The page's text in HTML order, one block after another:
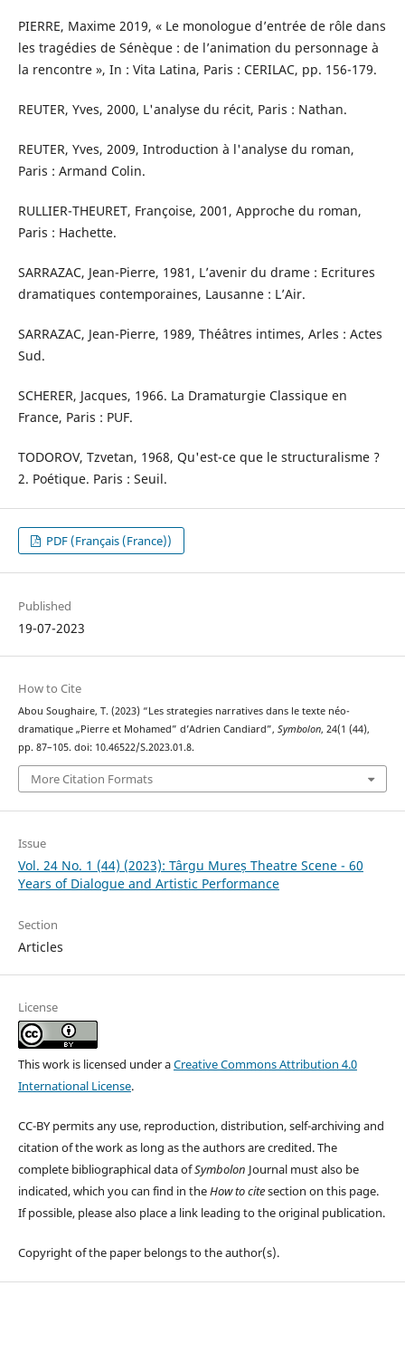
PIERRE, Maxime 2019, « Le monologue d’entrée de rôle dans
les tragédies de Sénèque : de l’animation du personnage à
la rencontre », In : Vita Latina, Paris : CERILAC, pp. 156-179.
REUTER, Yves, 2000, L'analyse du récit, Paris : Nathan.
REUTER, Yves, 2009, Introduction à l'analyse du roman,
Paris : Armand Colin.
RULLIER-THEURET, Françoise, 2001, Approche du roman,
Paris : Hachette.
SARRAZAC, Jean-Pierre, 1981, L’avenir du drame : Ecritures
dramatiques contemporaines, Lausanne : L’Air.
SARRAZAC, Jean-Pierre, 1989, Théâtres intimes, Arles : Actes
Sud.
SCHERER, Jacques, 1966. La Dramaturgie Classique en
France, Paris : PUF.
TODOROV, Tzvetan, 1968, Qu'est-ce que le structuralisme ?
2. Poétique. Paris : Seuil.
PDF (Français (France))
Published
19-07-2023
How to Cite
Abou Soughaire, T. (2023) “Les strategies narratives dans le texte néo-
dramatique „Pierre et Mohamed” d’Adrien Candiard”, Symbolon, 24(1 (44),
pp. 87–105. doi: 10.46522/S.2023.01.8.
More Citation Formats
Issue
Vol. 24 No. 1 (44) (2023): Târgu Mureș Theatre Scene - 60
Years of Dialogue and Artistic Performance
Section
Articles
License
This work is licensed under aCreative Commons Attribution 4.0
International License.
CC-BY permits any use, reproduction, distribution, self-archiving and
citation of the work as long as the authors are credited. The
complete bibliographical data ofSymbolon Journal must also be
indicated, which you can find in theHow to citesection on this page.
If possible, please also place a link leading to the original publication.
Copyright of the paper belongs to the author(s).